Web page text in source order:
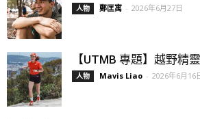
人物 鄭匡寓 - 2026年6月27日
【UTMB 專題】越野精
人物 Mavis Liao - 2026年6月16